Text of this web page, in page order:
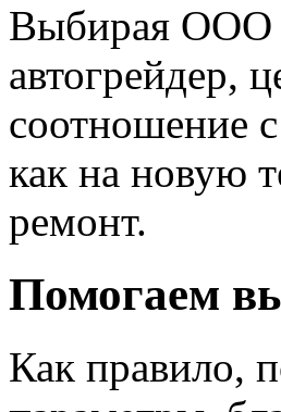
Выбирая ООО
автогрейдер,
соотношение
как на новую
ремонт.
Помогаем
Как правило,